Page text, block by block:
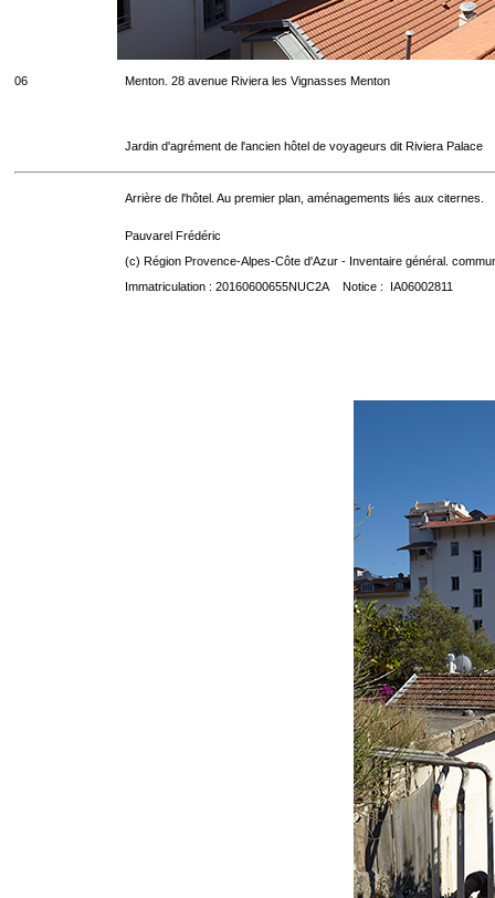
06 Menton. 28 avenue Riviera les Vignasses Menton
Jardin d'agrément de l'ancien hôtel de voyageurs dit Riviera Palace
Arrière de l'hôtel. Au premier plan, aménagements liés aux citernes.
Pauvarel Frédéric
(c) Région Provence-Alpes-Côte d'Azur - Inventaire général.
Immatriculation : 20160600655NUC2A Notice : IA06002811